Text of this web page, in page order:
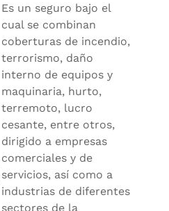
Es un seguro bajo el
cual se combinan
coberturas de incendio,
terrorismo, daño
interno de equipos y
maquinaria, hurto,
terremoto, lucro
cesante, entre otros,
dirigido a empresas
comerciales y de
servicios, así como a
industrias de diferentes
sectores de la